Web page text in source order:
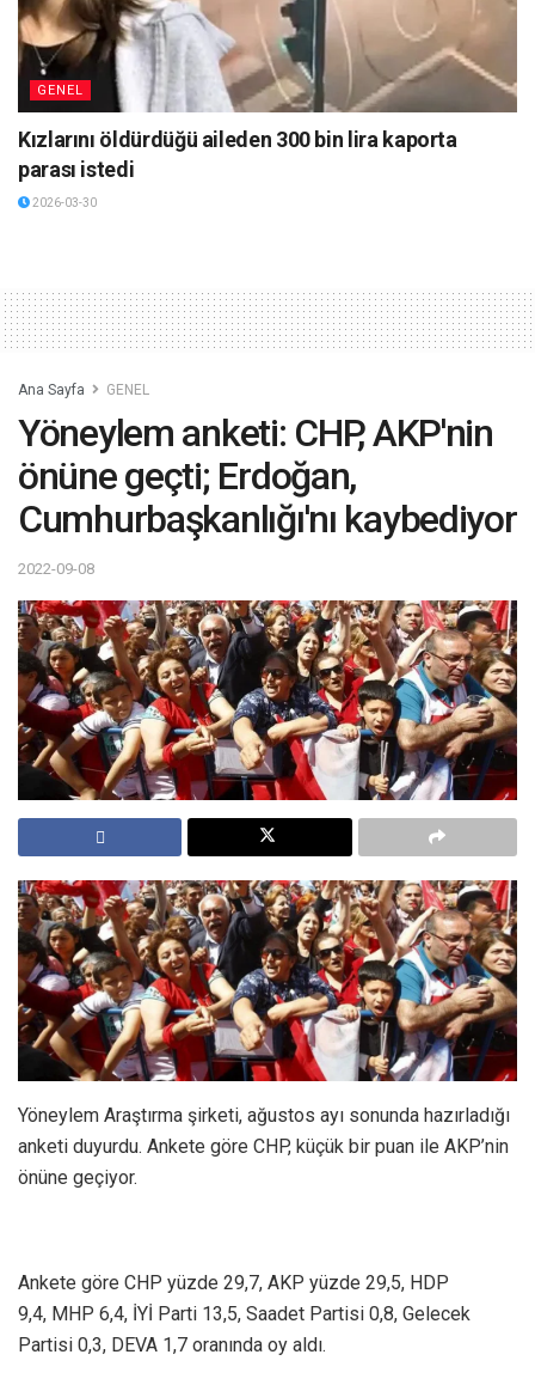
GENEL
Kızlarını öldürdüğü aileden 300 bin lira kaporta
parası istedi
2026-03-30
Ana Sayfa GENEL
Yöneylem anketi: CHP, AKP'nin
önüne geçti; Erdoğan,
Cumhurbaşkanlığı'nı kaybediyor
2022-09-08
Yöneylem Araştırma şirketi, ağustos ayı sonunda hazırladığı
anketi duyurdu. Ankete göre CHP, küçük bir puan ile AKP’nin
önüne geçiyor.
Ankete göre CHP yüzde 29,7, AKP yüzde 29,5, HDP
9,4, MHP 6,4, İYİ Parti 13,5, Saadet Partisi 0,8, Gelecek
Partisi 0,3, DEVA 1,7 oranında oy aldı.